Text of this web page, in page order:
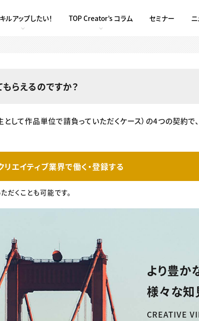
ルアップしたい！ TOP Creator’s コラム セミナー ニ
らえるのですか？
して作品単位で請負っていただくケース）の4つの契約
リエイティブ業界で働く・登録する
くことも可能です。
より豊か
様々な知
CREATIVE